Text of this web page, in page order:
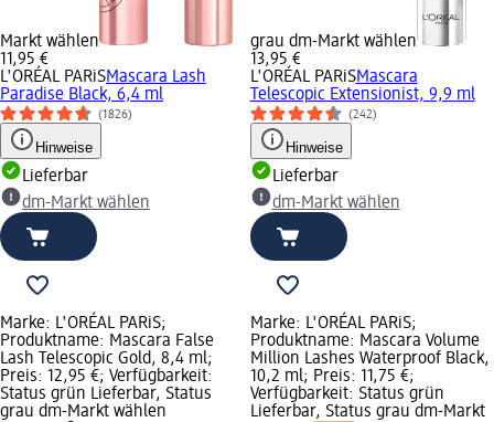
Markt wählen
11,95 €
L'ORÉAL PARiSMascara Lash
Paradise Black, 6,4 ml
(1826)
Hinweise
Lieferbar
dm-Markt wählen
grau dm-Markt wählen
13,95 €
L'ORÉAL PARiSMascara
Telescopic Extensionist, 9,9 ml
(242)
Hinweise
Lieferbar
dm-Markt wählen
Marke: L'ORÉAL PARiS;
Produktname: Mascara False
Lash Telescopic Gold, 8,4 ml;
Preis: 12,95 €; Verfügbarkeit:
Status grün Lieferbar, Status
grau dm-Markt wählen
Marke: L'ORÉAL PARiS;
Produktname: Mascara Volume
Million Lashes Waterproof Black,
10,2 ml; Preis: 11,75 €;
Verfügbarkeit: Status grün
Lieferbar, Status grau dm-Markt